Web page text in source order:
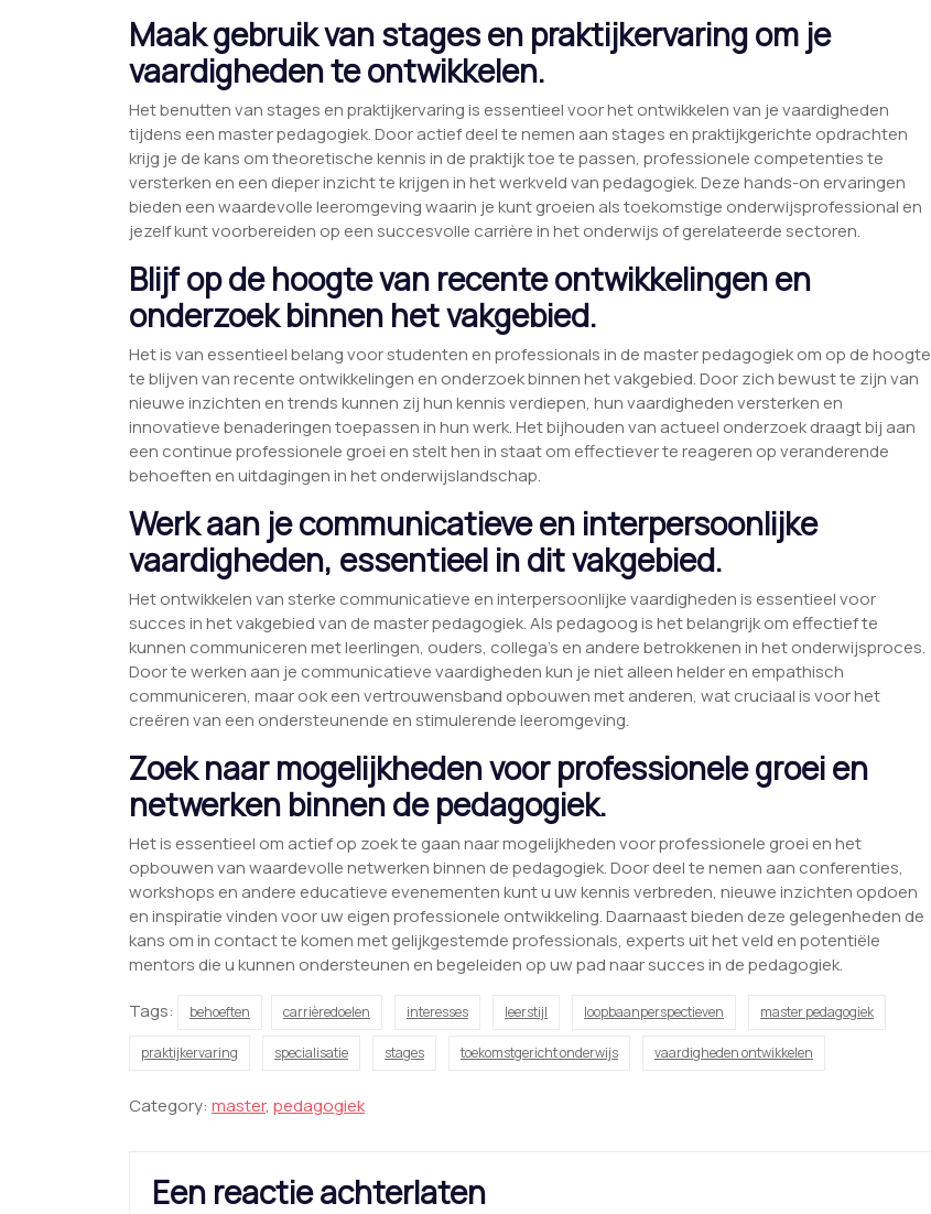
Maak gebruik van stages en praktijkervaring om je
vaardigheden te ontwikkelen.
Het benutten van stages en praktijkervaring is essentieel voor het ontwikkelen van je vaardigheden
tijdens een master pedagogiek. Door actief deel te nemen aan stages en praktijkgerichte opdrachten
krijg je de kans om theoretische kennis in de praktijk toe te passen, professionele competenties te
versterken en een dieper inzicht te krijgen in het werkveld van pedagogiek. Deze hands-on ervaringen
bieden een waardevolle leeromgeving waarin je kunt groeien als toekomstige onderwijsprofessional en
jezelf kunt voorbereiden op een succesvolle carrière in het onderwijs of gerelateerde sectoren.
Blijf op de hoogte van recente ontwikkelingen en
onderzoek binnen het vakgebied.
Het is van essentieel belang voor studenten en professionals in de master pedagogiek om op de hoogte
te blijven van recente ontwikkelingen en onderzoek binnen het vakgebied. Door zich bewust te zijn van
nieuwe inzichten en trends kunnen zij hun kennis verdiepen, hun vaardigheden versterken en
innovatieve benaderingen toepassen in hun werk. Het bijhouden van actueel onderzoek draagt bij aan
een continue professionele groei en stelt hen in staat om effectiever te reageren op veranderende
behoeften en uitdagingen in het onderwijslandschap.
Werk aan je communicatieve en interpersoonlijke
vaardigheden, essentieel in dit vakgebied.
Het ontwikkelen van sterke communicatieve en interpersoonlijke vaardigheden is essentieel voor
succes in het vakgebied van de master pedagogiek. Als pedagoog is het belangrijk om effectief te
kunnen communiceren met leerlingen, ouders, collega’s en andere betrokkenen in het onderwijsproces.
Door te werken aan je communicatieve vaardigheden kun je niet alleen helder en empathisch
communiceren, maar ook een vertrouwensband opbouwen met anderen, wat cruciaal is voor het
creëren van een ondersteunende en stimulerende leeromgeving.
Zoek naar mogelijkheden voor professionele groei en
netwerken binnen de pedagogiek.
Het is essentieel om actief op zoek te gaan naar mogelijkheden voor professionele groei en het
opbouwen van waardevolle netwerken binnen de pedagogiek. Door deel te nemen aan conferenties,
workshops en andere educatieve evenementen kunt u uw kennis verbreden, nieuwe inzichten opdoen
en inspiratie vinden voor uw eigen professionele ontwikkeling. Daarnaast bieden deze gelegenheden de
kans om in contact te komen met gelijkgestemde professionals, experts uit het veld en potentiële
mentors die u kunnen ondersteunen en begeleiden op uw pad naar succes in de pedagogiek.
Tags:
behoeften carrièredoelen interesses leerstijl loopbaanperspectieven master pedagogiek
praktijkervaring specialisatie stages toekomstgericht onderwijs vaardigheden ontwikkelen
Category: master, pedagogiek
Een reactie achterlaten